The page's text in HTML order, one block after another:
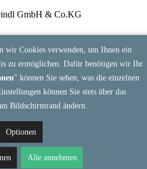
GmbH & Co.KG
wir Cookies verwenden, um Ihnen ein
zu ermöglichen. Dafür benötigen wir Ihr
" können Sie sehen, was die einzelnen
können Sie stets über das
Bildschirmrand ändern.
Optionen
Alle annehmen